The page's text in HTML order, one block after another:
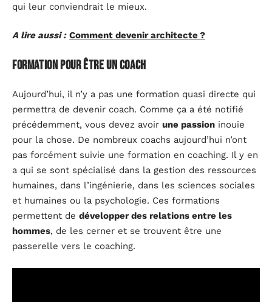
qui leur conviendrait le mieux.
A lire aussi : Comment devenir architecte ?
Formation pour être un coach
Aujourd’hui, il n’y a pas une formation quasi directe qui
permettra de devenir coach. Comme ça a été notifié
précédemment, vous devez avoir une passion inouïe
pour la chose. De nombreux coachs aujourd’hui n’ont
pas forcément suivie une formation en coaching. Il y en
a qui se sont spécialisé dans la gestion des ressources
humaines, dans l’ingénierie, dans les sciences sociales
et humaines ou la psychologie. Ces formations
permettent de développer des relations entre les
hommes, de les cerner et se trouvent être une
passerelle vers le coaching.